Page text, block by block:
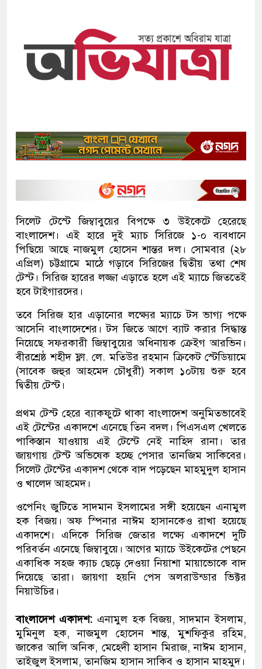
সিলেট টেস্টে জিম্বাবুয়ের বিপক্ষে ৩ উইকেটে হেরেছে
বাংলাদেশ। এই হারে দুই ম্যাচ সিরিজে ১-০ ব্যবধানে
পিছিয়ে আছে নাজমুল হোসেন শান্তর দল। সোমবার (২৮
এপ্রিল) চট্টগ্রামে মাঠে গড়াবে সিরিজের দ্বিতীয় তথা শেষ
টেস্ট। সিরিজ হারের লজ্জা এড়াতে হলে এই ম্যাচে জিততেই
হবে টাইগারদের।
তবে সিরিজ হার এড়ানোর লক্ষ্যের ম্যাচে টস ভাগ্য পক্ষে
আসেনি বাংলাদেশের। টস জিতে আগে ব্যাট করার সিদ্ধান্ত
নিয়েছে সফরকারী জিম্বাবুয়ের অধিনায়ক ক্রেইগ আরভিন।
বীরশ্রেষ্ঠ শহীদ ফ্লা. লে. মতিউর রহমান ক্রিকেট স্টেডিয়ামে
(সাবেক জহুর আহমেদ চৌধুরী) সকাল ১০টায় শুরু হবে
দ্বিতীয় টেস্ট।
প্রথম টেস্ট হেরে ব্যাকফুটে থাকা বাংলাদেশ অনুমিতভাবেই
এই টেস্টের একাদশে এনেছে তিন বদল। পিএসএল খেলতে
পাকিস্তান যাওয়ায় এই টেস্টে নেই নাহিদ রানা। তার
জায়গায় টেস্ট অভিষেক হচ্ছে পেসার তানজিম সাকিবের।
সিলেট টেস্টের একাদশ থেকে বাদ পড়েছেন মাহমুদুল হাসান
ও খালেদ আহমেদ।
ওপেনিং জুটিতে সাদমান ইসলামের সঙ্গী হয়েছেন এনামুল
হক বিজয়। অফ স্পিনার নাঈম হাসানকেও রাখা হয়েছে
একাদশে। এদিকে সিরিজ জেতার লক্ষ্যে একাদশে দুটি
পরিবর্তন এনেছে জিম্বাবুয়ে। আগের ম্যাচে উইকেটের পেছনে
একাধিক সহজ ক্যাচ ছেড়ে দেওয়া নিয়াশা মায়াভোকে বাদ
দিয়েছে তারা। জায়গা হয়নি পেস অলরাউন্ডার ভিক্টর
নিয়াউচির।
বাংলাদেশ একাদশ: এনামুল হক বিজয়, সাদমান ইসলাম,
মুমিনুল হক, নাজমুল হোসেন শান্ত, মুশফিকুর রহিম,
জাকের আলি অনিক, মেহেদী হাসান মিরাজ, নাঈম হাসান,
তাইজুল ইসলাম, তানজিম হাসান সাকিব ও হাসান মাহমুদ।